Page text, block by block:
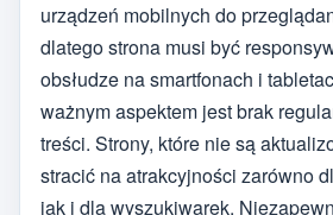
urządzeń mobilnych do
dlatego strona musi być
obsłudze na smartfonach i
ważnym aspektem jest brak
treści. Strony, które nie są
stracić na atrakcyjności zarówno
jak i dla wyszukiwarek.